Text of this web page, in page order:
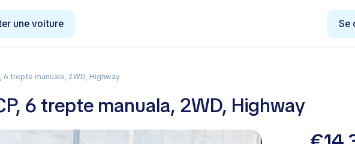
une voiture
6 trepte manuala, 2WD, Highway
6 trepte manuala, 2WD, Highway